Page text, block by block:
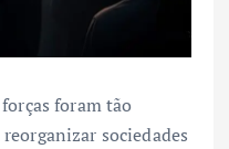
foram tão
sociedades